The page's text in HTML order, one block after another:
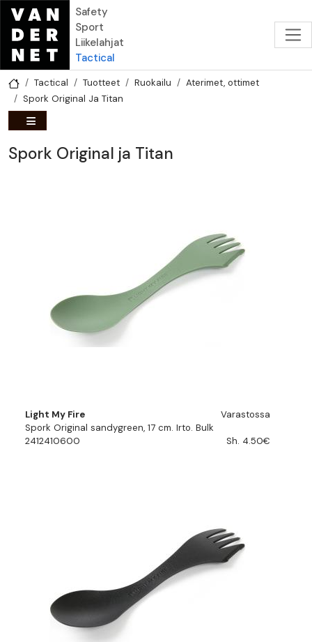
Hyppää pääsisältöön
Safety
Sport
Liikelahjat
Tactical
Tactical Tuotteet Ruokailu
Aterimet, ottimet
Spork Original Ja Titan
Spork Original ja Titan
Light My Fire
Varastossa
Spork Original sandygreen, 17 cm. Irto. Bulk
2412410600
Sh. 4.50€